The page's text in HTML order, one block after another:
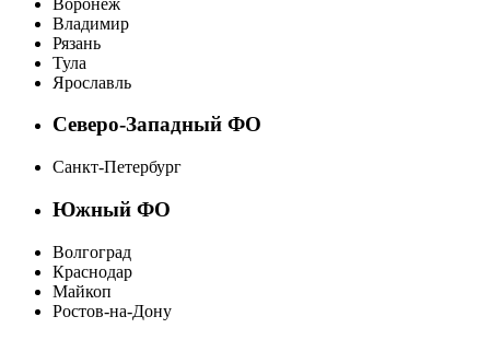
Владимир
Рязань
Тула
Ярославль
Северо-Западный ФО
Санкт-Петербург
Южный ФО
Волгоград
Краснодар
Майкоп
Ростов-на-Дону